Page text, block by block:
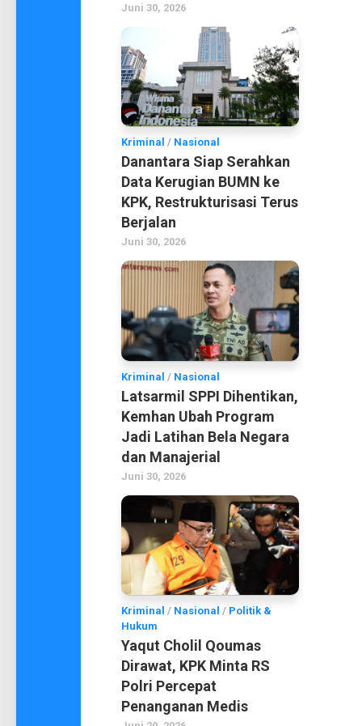
Juni 30, 2026
Kriminal / Nasional
Danantara Siap Serahkan
Data Kerugian BUMN ke
KPK, Restrukturisasi Terus
Berjalan
Juni 30, 2026
Kriminal / Nasional
Latsarmil SPPI Dihentikan,
Kemhan Ubah Program
Jadi Latihan Bela Negara
dan Manajerial
Juni 30, 2026
Kriminal / Nasional / Politik &
Hukum
Yaqut Cholil Qoumas
Dirawat, KPK Minta RS
Polri Percepat
Penanganan Medis